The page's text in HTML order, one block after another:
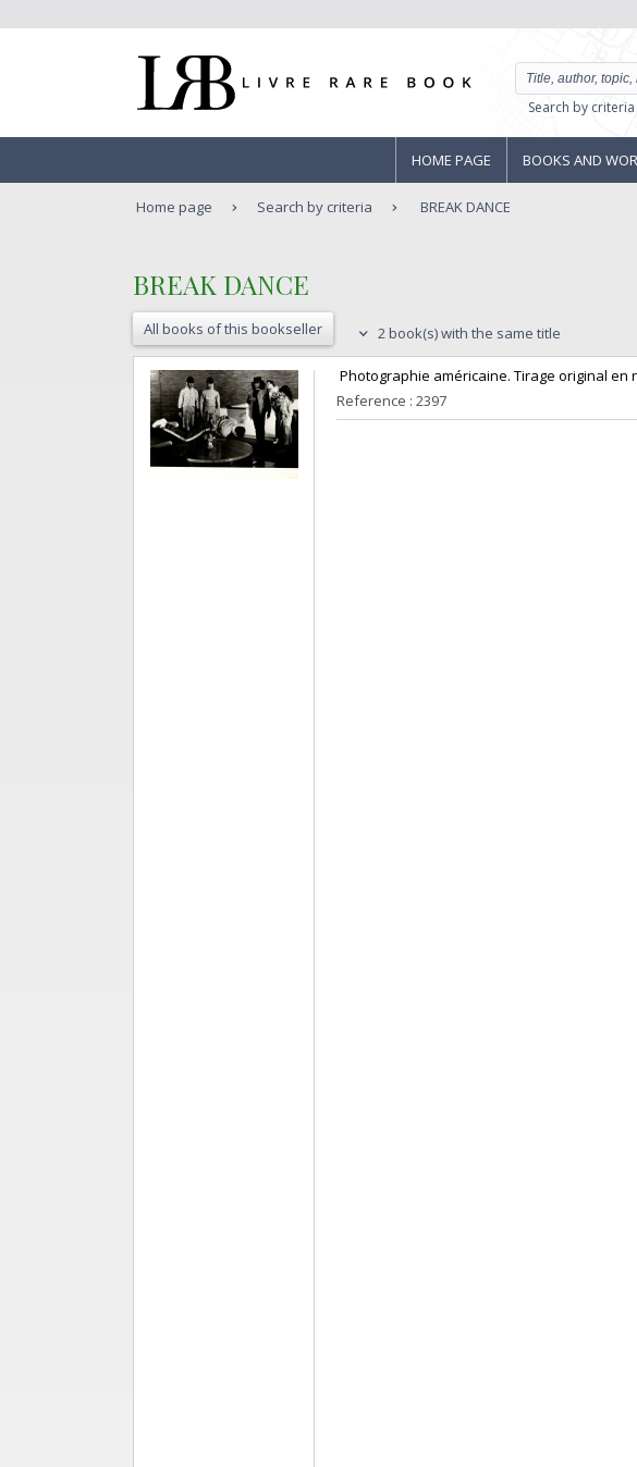
Search by criteria
HOME PAGE BOOKS AND
Home page Search by criteria BREAK DANCE
‎BREAK DANCE‎
All books of this bookseller 2 book(s) with the same title
Photographie américaine. Tirage original en
Reference : 2397